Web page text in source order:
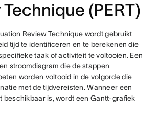
(PERT)
Review Technique wordt gebruikt
tijd te identificeren en te berekenen die
taak of activiteit te voltooien. Een
stroomdiagram die de stappen
worden voltooid in de volgorde die
met de tijdvereisten. Wanneer een
beschikbaar is, wordt een Gantt-grafiek